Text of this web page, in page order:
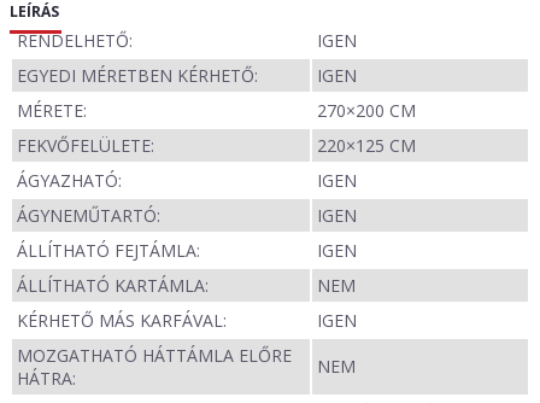
LEÍRÁS
RENDELHETŐ:
IGEN
EGYEDI MÉRETBEN KÉRHETŐ:
IGEN
MÉRETE:
270×200 CM
FEKVŐFELÜLETE:
220×125 CM
ÁGYAZHATÓ:
IGEN
ÁGYNEMŰTARTÓ:
IGEN
ÁLLÍTHATÓ FEJTÁMLA:
IGEN
ÁLLÍTHATÓ KARTÁMLA:
NEM
KÉRHETŐ MÁS KARFÁVAL:
IGEN
MOZGATHATÓ HÁTTÁMLA ELŐRE
HÁTRA:
NEM